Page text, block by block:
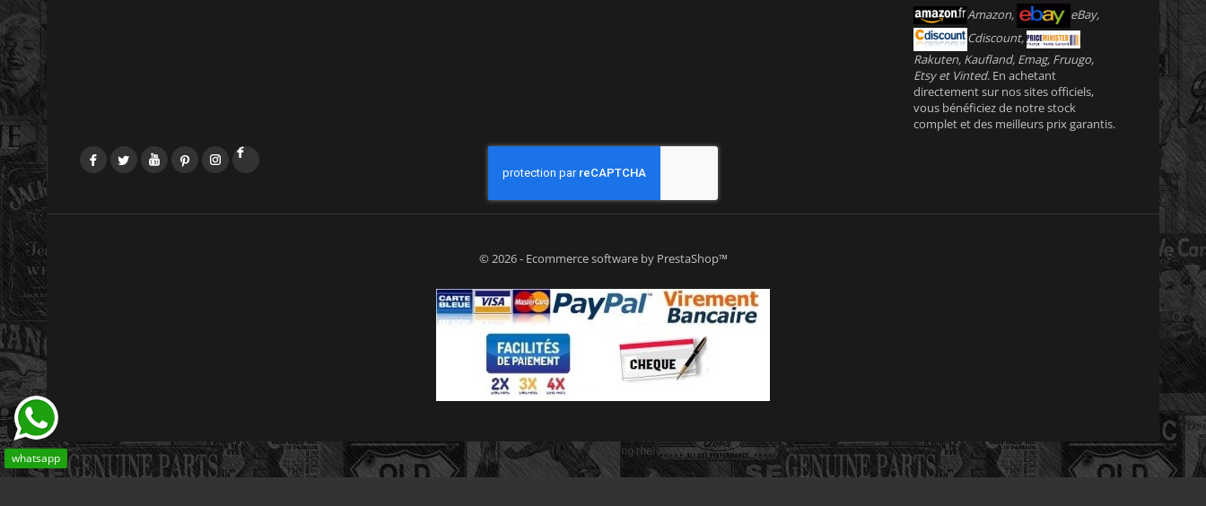
Amazon,
eBay,
Cdiscount,
Rakuten, Kaufland, Emag, Fruugo,
Etsy et Vinted. En achetant
directement sur nos sites officiels,
vous bénéficiez de notre stock
complet et des meilleurs prix garantis.
FacebookTwitterYouTubePinterestInstagram
whatsapp
© 2026 - Ecommerce software by PrestaShop™